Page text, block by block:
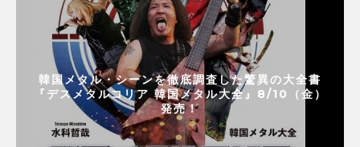
韓国メタル・シーンを徹底調査した驚異の大全書
『デスメタルコリア 韓国メタル大全』8/10（金）
発売！